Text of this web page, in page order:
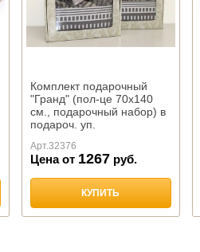
Комплект подарочный
"Гранд" (пол-це 70х140
см., подарочный набор) в
подароч. уп.
Арт.32376
Цена от 1267руб.
КУПИТЬ